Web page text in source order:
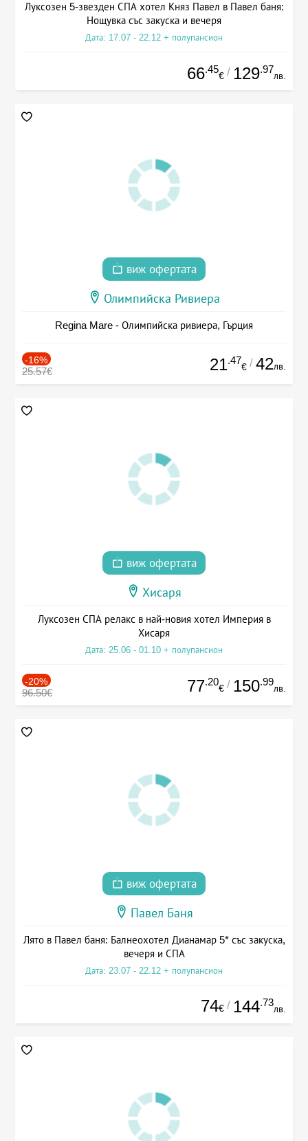
Луксозен 5-звезден СПА хотел Княз Павел в Павел баня:
Нощувка със закуска и вечеря
Дата: 17.07 - 22.12 + полупансион
66.45
€ / 129.97
лв.
виж офертата
Олимпийска Ривиера
Regina Mare - Олимпийска ривиера, Гърция
-16%
25.57€ 21.47
€ / 42лв.
виж офертата
Хисаря
Луксозен СПА релакс в най-новия хотел Империя в
Хисаря
Дата: 25.06 - 01.10 + полупансион
-20%
96.50€ 77.20
€ / 150.99
лв.
виж офертата
Павел Баня
Лято в Павел баня: Балнеохотел Дианамар 5* със закуска,
вечеря и СПА
Дата: 23.07 - 22.12 + полупансион
74€ / 144.73
лв.